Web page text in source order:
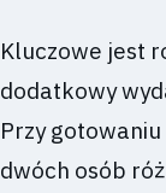
Kluczowe jest
dodatkowy
Przy
dwóch osób